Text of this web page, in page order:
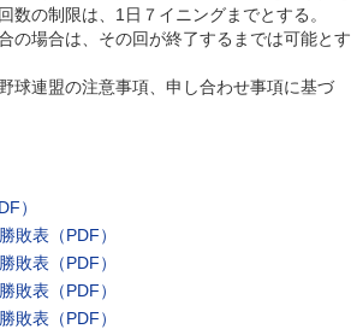
数の制限は、1日７イニングまでとする。
の場合は、その回が終了するまでは可能とす
球連盟の注意事項、申し合わせ事項に基づ
）
敗表（PDF）
敗表（PDF）
敗表（PDF）
敗表（PDF）